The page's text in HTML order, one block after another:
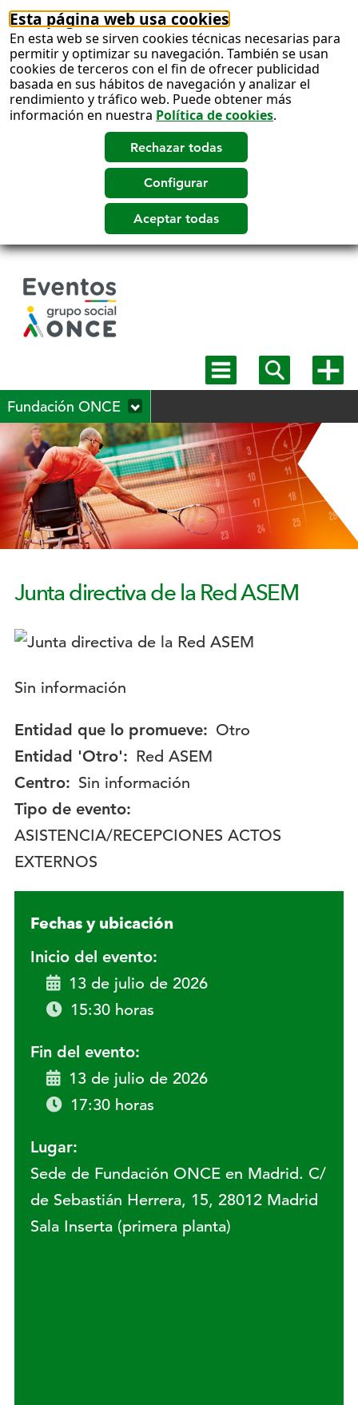
Esta página web usa cookies
En esta web se sirven cookies técnicas necesarias para
permitir y optimizar su navegación. También se usan
cookies de terceros con el fin de ofrecer publicidad
basada en sus hábitos de navegación y analizar el
rendimiento y tráfico web. Puede obtener más
información en nuestra Política de cookies.
Mostrar
menú
Mostrar
buscadormás
Fundación ONCE
Junta directiva de la Red ASEM
Logotipo:
Descripción:
Sin información
Entidad que lo promueve: Otro
Entidad 'Otro': Red ASEM
Centro: Sin información
Tipo de evento:
ASISTENCIA/RECEPCIONES ACTOS
EXTERNOS
Fechas y ubicación
Inicio del evento:
13 de julio de 2026
15:30 horas
Fin del evento:
13 de julio de 2026
17:30 horas
Lugar:
Sede de Fundación ONCE en Madrid. C/
de Sebastián Herrera, 15, 28012 Madrid
Sala Inserta (primera planta)